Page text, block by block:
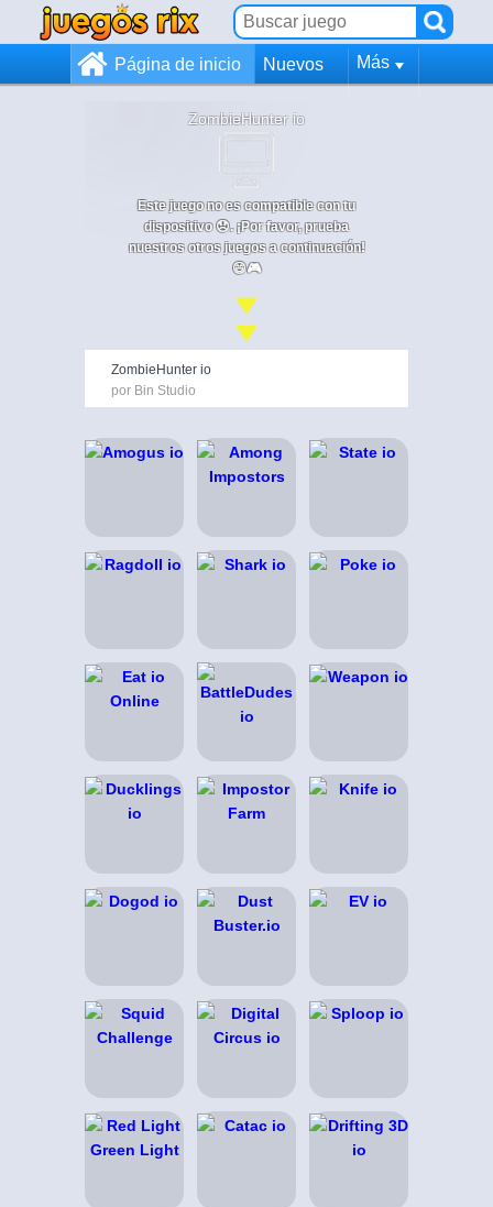
Página de inicio Nuevos Más
ZombieHunter io
Este juego no es compatible con tu
dispositivo 😞. ¡Por favor, prueba
nuestros otros juegos a continuación!
😄🎮
ZombieHunter io
por Bin Studio